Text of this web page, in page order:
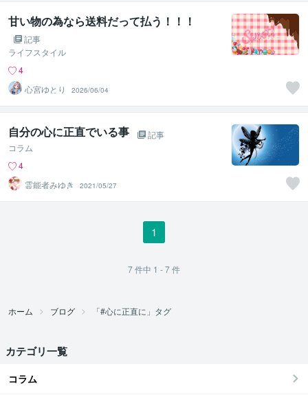
甘い物の為なら送料だって払う！！！
記事
ライフスタイル
4
心宮ゆとり
2026/06/04
自分の心に正直でいる事
記事
コラム
4
霊能者みゆき
2021/05/27
1
7件中 1 - 7件
ホーム ブログ 「#心に正直に」タグ
カテゴリ一覧
コラム